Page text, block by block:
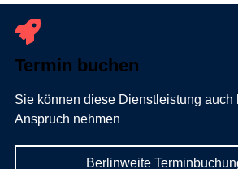
Termin buchen
Sie können diese Dienstleistung auch
Anspruch nehmen
Berlinweite